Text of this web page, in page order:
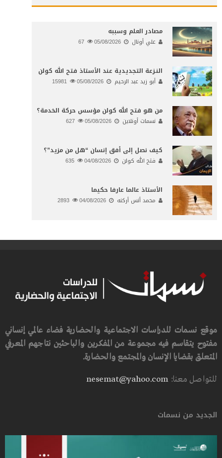
مصادر العلم وسببه
علي أونال 05/08/2026
النـزعة التجديدية عند الأستاذ فتح الله كولن
أبو زيد عبد الرحيم 05/08/2026
من هو فتح الله كولن مؤسس حركة الخدمة؟
نسمات أونلاين 05/08/2026
كيف نصل إلى أفق إنسان “هل من مزيد”؟
فتح الله كولن 04/08/2026
الأستاذ عالما عارفا حكيما
محمد أنس أركنه 04/08/2026
موقع نسمات للدراسات الاجتماعية والحضارية فضاء عالمي إنساني
مفتوح يتقاسم فيه مجموعة من المفكرين والباحثين نتاجهم المعرفي
المتعلق بقضايا الإنسان والمجتمع والحضارة.
للتواصل معنا:nesemat@yahoo.com
الجديد من نسمات